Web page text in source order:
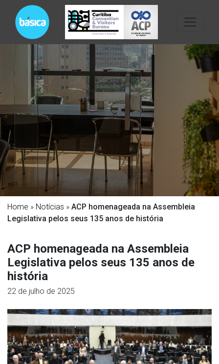
Home » Notícias » ACP homenageada na Assembleia
Legislativa pelos seus 135 anos de história
ACP homenageada na Assembleia
Legislativa pelos seus 135 anos de
história
22 de julho de 2025